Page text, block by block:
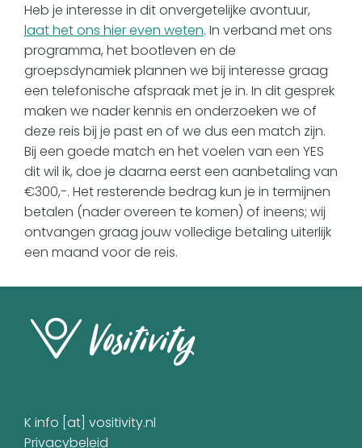
Heb je interesse in dit onvergetelijke avontuur,
laat het ons hier even weten. In verband met ons
programma, het bootleven en de
groepsdynamiek plannen we bij interesse graag
een telefonische afspraak met je in. In dit gesprek
maken we nader kennis en onderzoeken we of
deze reis bij je past en of we dus een match zijn.
Bij een goede match en het voelen van een YES
dit wil ik, doe je daarna eerst een aanbetaling van
€300,-. Het resterende bedrag kun je in termijnen
betalen (nader overeen te komen) of ineens; wij
ontvangen graag jouw volledige betaling uiterlijk
een maand voor de reis.
K info [at] vositivity.nl
Privacybeleid